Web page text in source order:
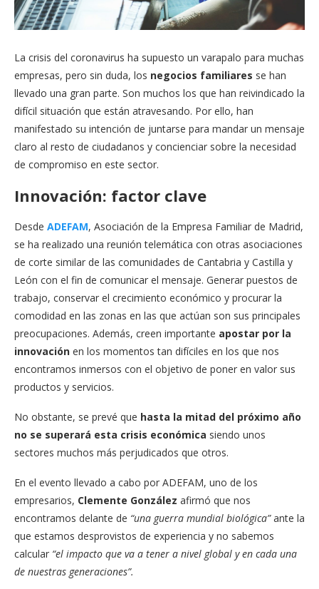
La crisis del coronavirus ha supuesto un varapalo para muchas
empresas, pero sin duda, los negocios familiares se han
llevado una gran parte. Son muchos los que han reivindicado la
difícil situación que están atravesando. Por ello, han
manifestado su intención de juntarse para mandar un mensaje
claro al resto de ciudadanos y concienciar sobre la necesidad
de compromiso en este sector.
Innovación: factor clave
Desde ADEFAM, Asociación de la Empresa Familiar de Madrid,
se ha realizado una reunión telemática con otras asociaciones
de corte similar de las comunidades de Cantabria y Castilla y
León con el fin de comunicar el mensaje. Generar puestos de
trabajo, conservar el crecimiento económico y procurar la
comodidad en las zonas en las que actúan son sus principales
preocupaciones. Además, creen importante apostar por la
innovación en los momentos tan difíciles en los que nos
encontramos inmersos con el objetivo de poner en valor sus
productos y servicios.
No obstante, se prevé que hasta la mitad del próximo año
no se superará esta crisis económica siendo unos
sectores muchos más perjudicados que otros.
En el evento llevado a cabo por ADEFAM, uno de los
empresarios, Clemente González afirmó que nos
encontramos delante de “una guerra mundial biológica”ante la
que estamos desprovistos de experiencia y no sabemos
calcular “el impacto que va a tener a nivel global y en cada una
de nuestras generaciones”.